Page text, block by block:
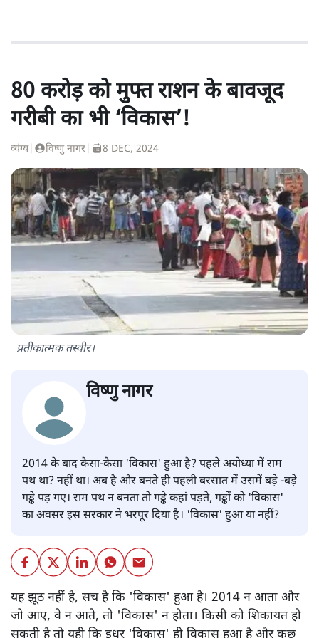
80 करोड़ को मुफ्त राशन के बावजूद
गरीबी का भी ‘विकास’!
व्यंग्य| विष्णु नागर 8 DEC, 2024
प्रतीकात्मक तस्वीर।
विष्णु नागर
2014 के बाद कैसा-कैसा 'विकास' हुआ है? पहले अयोध्या में राम
पथ था? नहीं था। अब है और बनते ही पहली बरसात में उसमें बड़े -बड़े
गड्ढे पड़ गए। राम पथ न बनता तो गड्ढे कहां पड़ते, गड्ढों को 'विकास'
का अवसर इस सरकार ने भरपूर दिया है। 'विकास' हुआ या नहीं?
यह झूठ नहीं है, सच है कि 'विकास' हुआ है। 2014 न आता और
जो आए, वे न आते, तो 'विकास' न होता। किसी को शिकायत हो
सकती है तो यही कि इधर 'विकास' ही विकास हुआ है और कुछ